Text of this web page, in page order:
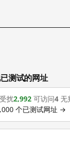
测试的网址
扰2,992 可访问4 无
个已测试网址 →